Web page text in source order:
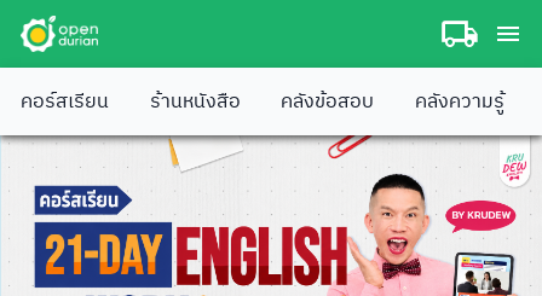
คอร์สเรียน ร้านหนังสือ คลังข้อสอบ คลังความรู้